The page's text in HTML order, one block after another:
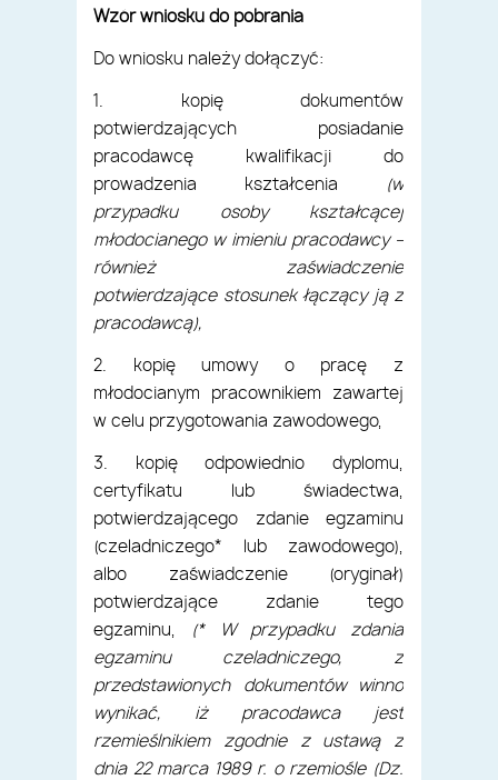
Wzór wniosku do pobrania
Do wniosku należy dołączyć:
1. kopię dokumentów
potwierdzających posiadanie
pracodawcę kwalifikacji do
prowadzenia kształcenia
(w
przypadku osoby kształcącej
młodocianego w imieniu pracodawcy –
również zaświadczenie
potwierdzające stosunek łączący ją z
pracodawcą),
2. kopię umowy o pracę z
młodocianym pracownikiem zawartej
w celu przygotowania zawodowego,
3. kopię odpowiednio dyplomu,
certyfikatu lub świadectwa,
potwierdzającego zdanie egzaminu
(czeladniczego* lub zawodowego),
albo zaświadczenie (oryginał)
potwierdzające zdanie tego
egzaminu,
(* W przypadku zdania
egzaminu czeladniczego, z
przedstawionych dokumentów winno
wynikać, iż pracodawca jest
rzemieślnikiem zgodnie z ustawą z
dnia 22 marca 1989 r. o rzemiośle (Dz.